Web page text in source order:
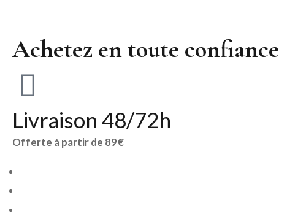
Achetez en toute confiance
Livraison 48/72h
Offerte à partir de 89€